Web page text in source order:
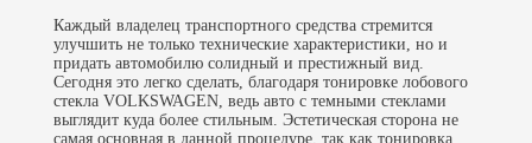
Каждый владелец транспортного средства стремится
улучшить не только технические характеристики, но и
придать автомобилю солидный и престижный вид.
Сегодня это легко сделать, благодаря тонировке лобового
стекла VOLKSWAGEN, ведь авто с темными стеклами
выглядит куда более стильным. Эстетическая сторона не
самая основная в данной процедуре, так как тонировка